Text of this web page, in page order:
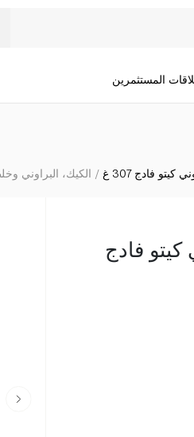
المستثمرين
الكيك، البراوني فادج 307 غ
فادج